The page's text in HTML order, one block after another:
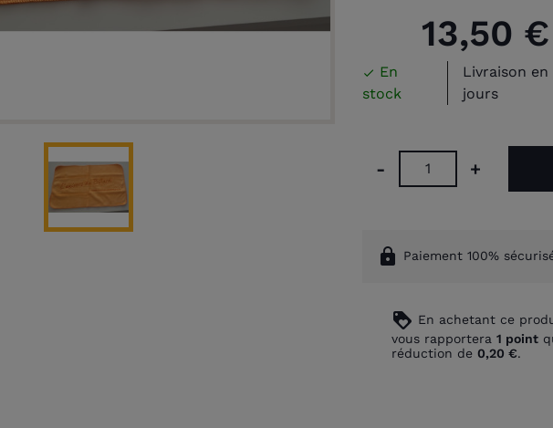
13,50 €
 En
stock
Livraison en
jours
- +
lock Paiement 100%
loyalty En achetant ce
vous rapportera 1 point
réduction de 0,20 €.